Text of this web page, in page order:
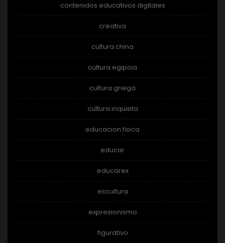
contenidos educativos digitales
creativa
cultura china
cultura egipcia
cultura griega
cultura inquieta
educacion fisica
educar
educarex
escultura
expresionismo
figurativo